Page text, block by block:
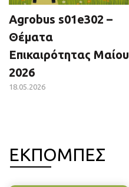
Agrobus s01e302 –
Θέματα
Επικαιρότητας Μαίου
2026
18.05.2026
ΕΚΠΟΜΠΕΣ